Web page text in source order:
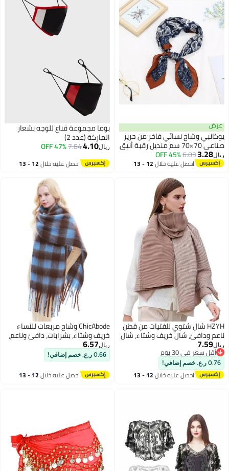
عرض
يوكانبي وشاح نسائي فاخر من حرير
صناعي 70×70 سم منديل رقبة أنيق
مناسب للعمل نقش كلاسيكي بطابع
عتيق
ريال3.28
6.03
45% OFF
احصل عليه خلال 12 - 13
بوما مجموعة قناع للوجه بشعار
الماركة (عدد 2)
ريال4.10
7.84
47% OFF
احصل عليه خلال 12 - 13
HZYH شال شتوي للفتيات من قطن
ناعم ودافئ، شال خريف وشتاء، شال
دافئ للصيف والشتاء، شال طويل
للفتيات، سجادة كبيرة
ريال7.59
أقل سعر في 30 يوم
أقل سعر في 30 يوم
0.76 ر.ع. خصم إضافي!
احصل عليه خلال 12 - 13
ChicAbode وشاح مربعات للنساء
خريف وشتاء، بشرابات، دافئ وناعم،
شال فاخر، وشاح شبكي سميك
لتدفئة الشتاء، مقاس واحد
ريال6.57
0.66 ر.ع. خصم إضافي!
احصل عليه خلال 12 - 13